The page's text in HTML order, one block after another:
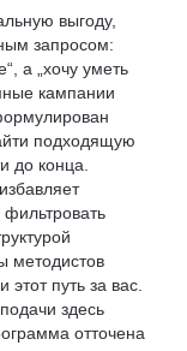
выгоду,
запросом:
а „хочу уметь
кампании
подходящую
до конца.
методистов
путь за вас.
здесь
отточена